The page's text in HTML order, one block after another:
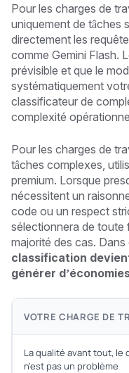
Pour les charges de
uniquement de tâches
directement les
comme Gemini Flash.
prévisible et que le
systématiquement
classificateur de
complexité
Pour les charges de
tâches complexes,
premium. Lorsque
nécessitent un
code ou un respect
sélectionnera de toute
majorité des cas. Dans
classification
générer
VOTRE CHARGE DE
La qualité avant tout, le
n'est pas un problème